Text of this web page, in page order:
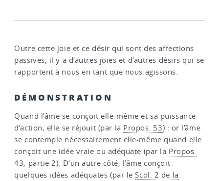
Outre cette joie et ce désir qui sont des affections
passives, il y a d’autres joies et d’autres désirs qui se
rapportent à nous en tant que nous agissons.
DÉMONSTRATION
Quand l’âme se conçoit elle-même et sa puissance
d’action, elle se réjouit (par la Propos. 53) : or l’âme
se contemple nécessairement elle-même quand elle
conçoit une idée vraie ou adéquate (par la Propos.
43, partie 2). D’un autre côté, l’âme conçoit
quelques idées adéquates (par le Scol. 2 de la